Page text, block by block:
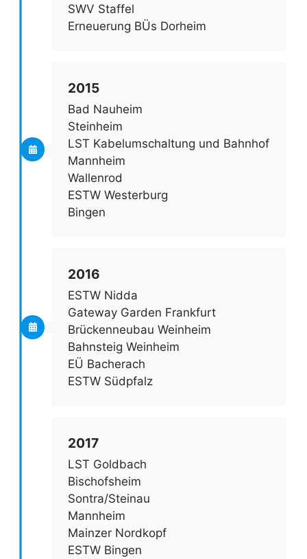
SWV Staffel
Erneuerung BÜs Dorheim
2015
Bad Nauheim
Steinheim
LST Kabelumschaltung und Bahnhof
Mannheim
Wallenrod
ESTW Westerburg
Bingen
2016
ESTW Nidda
Gateway Garden Frankfurt
Brückenneubau Weinheim
Bahnsteig Weinheim
EÜ Bacherach
ESTW Südpfalz
2017
LST Goldbach
Bischofsheim
Sontra/Steinau
Mannheim
Mainzer Nordkopf
ESTW Bingen